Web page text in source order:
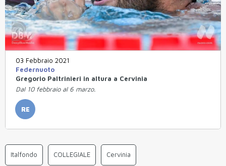
03 Febbraio 2021
Federnuoto
Gregorio Paltrinieri in altura a Cervinia
Dal 10 febbraio al 6 marzo.
RE
Italfondo COLLEGIALE Cervinia